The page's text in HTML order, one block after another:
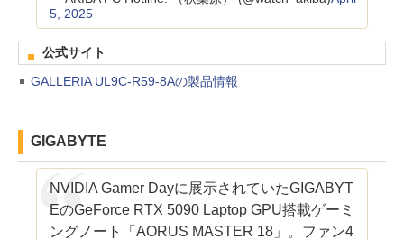
5, 2025
公式サイト
GALLERIA UL9C-R59-8Aの製品情報
GIGABYTE
NVIDIA Gamer Dayに展示されていたGIGABYT
EのGeForce RTX 5090 Laptop GPU搭載ゲーミ
ングノート「AORUS MASTER 18」。ファン4